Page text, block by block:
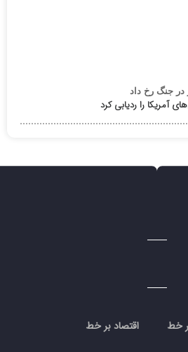
در جنگ رخ داد
آمریکا را ردیابی کرد
خط اقتصاد بر خط